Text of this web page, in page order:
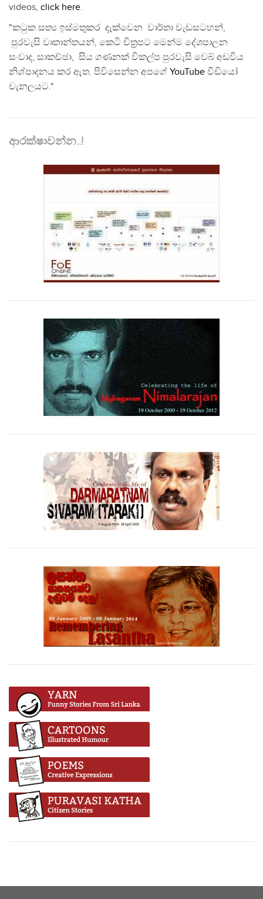
videos, click here.
"කටුක සත්‍ය ඉස්මතුකර දැක්වෙන වාර්තා වැඩසටහන්,
පුරවැසි වෘතාන්තයන්, කෙටි චිත්‍රපට මෙන්ම දේශපාලන
සංවාද, සාකච්ඡා, සිය ගණනක් විකල්ප පුරවැසි වෙබ් අඩවිය
නිශ්පාදනය කර ඇත. පිවිසෙන්න අපගේ YouTube වීඩියෝ
චැනලයට."
ආරක්ෂාවන්න..!